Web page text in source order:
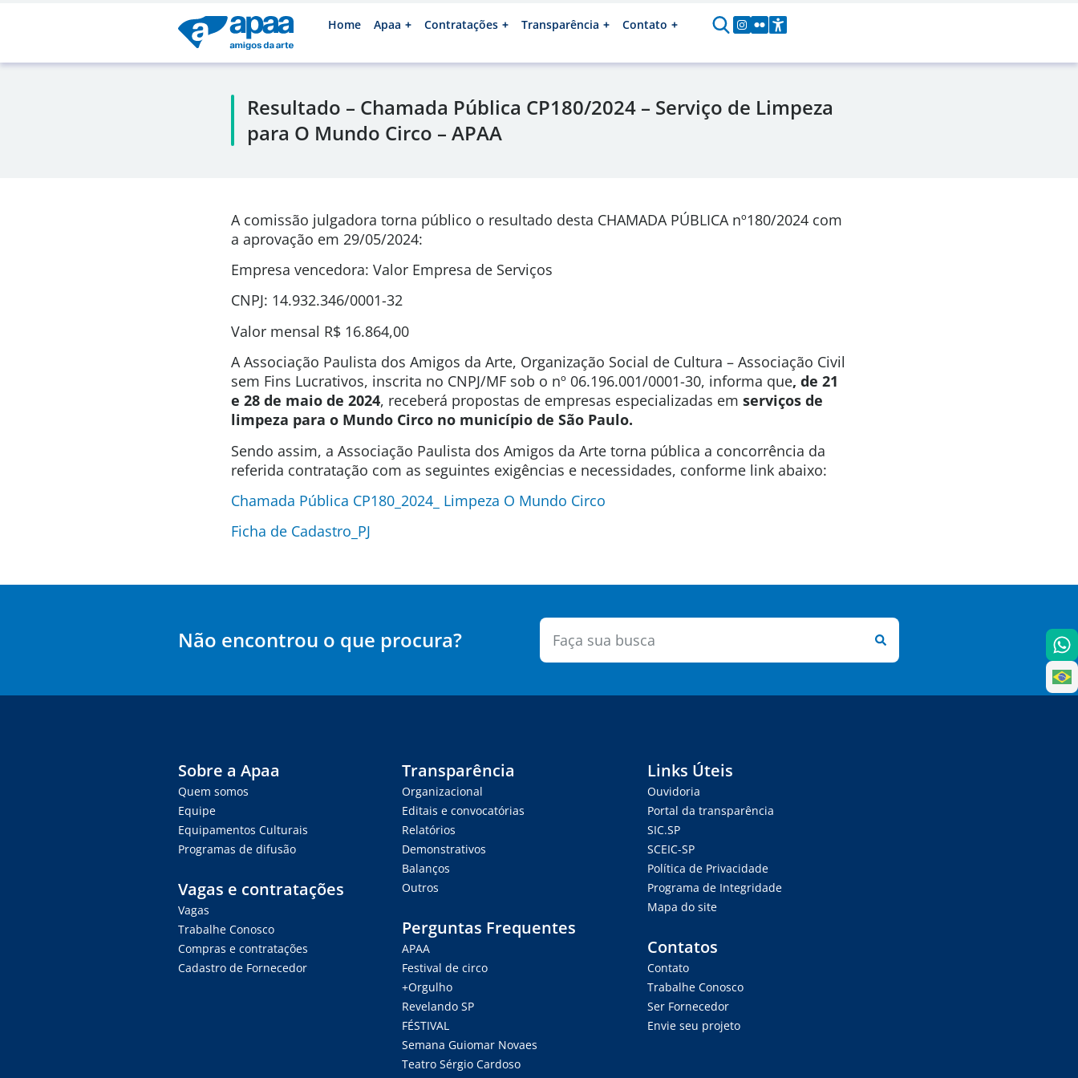
Home Apaa Contratações Transparência Contato
Resultado – Chamada Pública CP180/2024 – Serviço de Limpeza
para O Mundo Circo – APAA
A comissão julgadora torna público o resultado desta CHAMADA PÚBLICA nº180/2024 com
a aprovação em 29/05/2024:
Empresa vencedora: Valor Empresa de Serviços
CNPJ: 14.932.346/0001-32
Valor mensal R$ 16.864,00
A Associação Paulista dos Amigos da Arte, Organização Social de Cultura – Associação Civil
sem Fins Lucrativos, inscrita no CNPJ/MF sob o nº 06.196.001/0001-30, informa que, de 21
e 28 de maio de 2024, receberá propostas de empresas especializadas em serviços de
limpeza para o Mundo Circo no município de São Paulo.
Sendo assim, a Associação Paulista dos Amigos da Arte torna pública a concorrência da
referida contratação com as seguintes exigências e necessidades, conforme link abaixo:
Chamada Pública CP180_2024_ Limpeza O Mundo Circo
Ficha de Cadastro_PJ
Não encontrou o que procura?
Sobre a Apaa
Quem somos
Equipe
Equipamentos Culturais
Programas de difusão
Vagas e contratações
Vagas
Trabalhe Conosco
Compras e contratações
Cadastro de Fornecedor
Transparência
Organizacional
Editais e convocatórias
Relatórios
Demonstrativos
Balanços
Outros
Perguntas Frequentes
APAA
Festival de circo
+Orgulho
Revelando SP
FÉSTIVAL
Semana Guiomar Novaes
Teatro Sérgio Cardoso
Links Úteis
Ouvidoria
Portal da transparência
SIC.SP
SCEIC-SP
Política de Privacidade
Programa de Integridade
Mapa do site
Contatos
Contato
Trabalhe Conosco
Ser Fornecedor
Envie seu projeto